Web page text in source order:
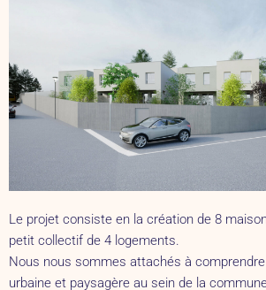
Le projet consiste en la création de 8
petit collectif de 4 logements.
Nous nous sommes attachés à
urbaine et paysagère au sein de la